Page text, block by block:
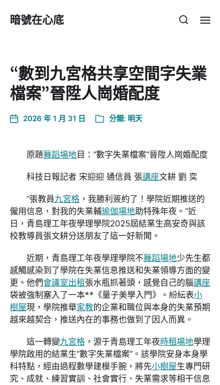
暗號在心底
“數到九宮格共享空間字失業
檔案”晉陞人崗婚配度
2026 年 1 月 31 日 分類: 明天
原題舞蹈場地 目：“數字失業檔案”晉陞人崗婚配度
科技日報記者 宋迎迎 通信員 張講座文耕 劉 奕
“張教員九宮格 ，我勝利簽約了！學院近期推送的
僱用信息，對我的失業輔瑜伽場地助特殊年夜。”近
日，青島理工年夜學理學院2025屆結業生高安奇與該
校教導員張文耕分送朋友了這一好新聞。
近期，青島理工年夜學理學院不舞蹈場地少先生都
感觸感染到了學院在失業信息推送和失業領導方面的變
更。他們會議室出租 張水瓶抓著頭，感覺自己的腦講座
袋被強制塞入了一本**《量子美學入門》。紛紜表小
樹屋現，學院推舉家教的企業和職位與本身的失業預期
越來越契合，推送內在的事務也做到了因人而異。
這一轉變九宮格 ，源于青島理工年夜時租場地學理
學院啟用的結業生“數字失業檔案”。該學院安身本身學
科特點，經由過程數學建模手腕，將先小樹屋生專門研
究、成就、練習實訓、社會實行、失業需求等相干信息